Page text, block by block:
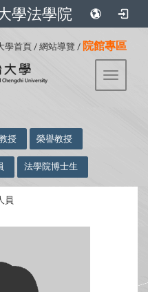
學法學院
學首頁 / 網站導覽 / 院館專區
Toggle
授 榮譽教授
法學院博士生
員